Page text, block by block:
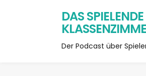
DAS SPIELENDE
Der Podcast über